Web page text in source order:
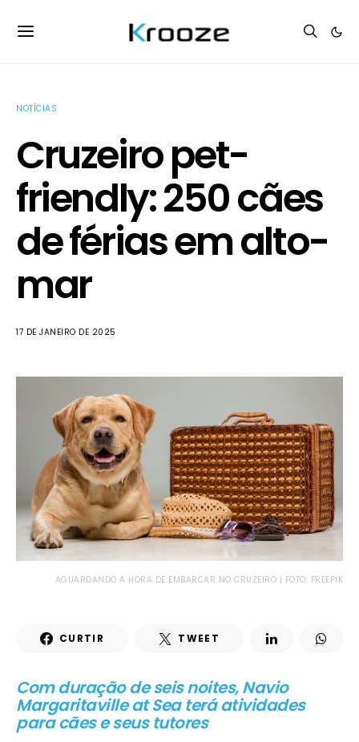
NOTÍCIAS
Cruzeiro pet-
friendly: 250 cães
de férias em alto-
mar
17 DE JANEIRO DE 2025
AGUARDANDO A HORA DE EMBARCAR NO CRUZEIRO | FOTO: FREEPIK
CURTIR TWEET
Com duração de seis noites, Navio
Margaritaville at Sea terá atividades
para cães e seus tutores